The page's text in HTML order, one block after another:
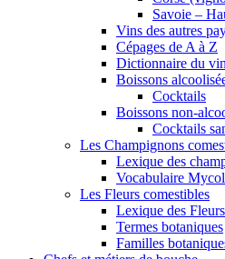
Savoie –
Vins des autres
Cépages de A à Z
Dictionnaire du
Boissons
Cocktails
Boissons non-
Cocktails
Les Champignons
Lexique des
Vocabulaire
Les Fleurs comestibles
Lexique des
Termes botaniques
Familles